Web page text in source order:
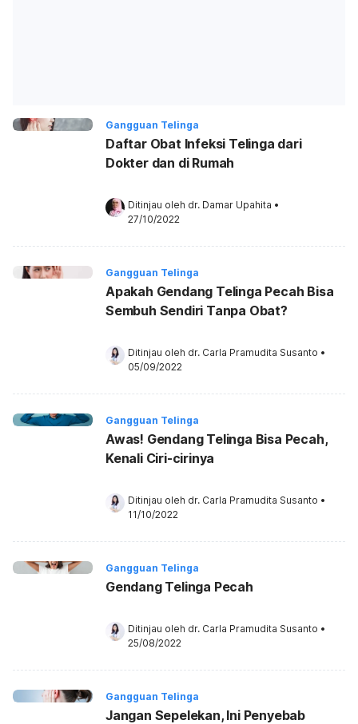
Gangguan Telinga
Daftar Obat Infeksi Telinga dari
Dokter dan di Rumah
Ditinjau oleh dr. Damar Upahita •
27/10/2022
Gangguan Telinga
Apakah Gendang Telinga Pecah Bisa
Sembuh Sendiri Tanpa Obat?
Ditinjau oleh dr. Carla Pramudita Susanto •
05/09/2022
Gangguan Telinga
Awas! Gendang Telinga Bisa Pecah,
Kenali Ciri-cirinya
Ditinjau oleh dr. Carla Pramudita Susanto •
11/10/2022
Gangguan Telinga
Gendang Telinga Pecah
Ditinjau oleh dr. Carla Pramudita Susanto •
25/08/2022
Gangguan Telinga
Jangan Sepelekan, Ini Penyebab